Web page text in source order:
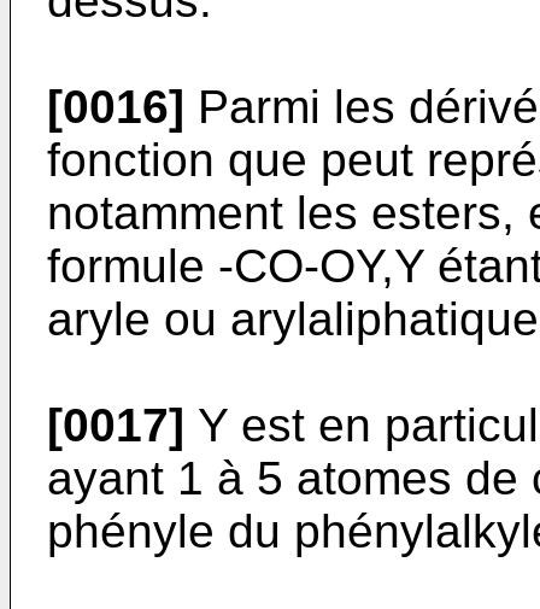
[0016] Parmi les
fonction que peut
notamment les esters,
formule -CO-OY,Y
aryle ou
[0017] Y est en
ayant 1 à 5 atomes de
phényle du